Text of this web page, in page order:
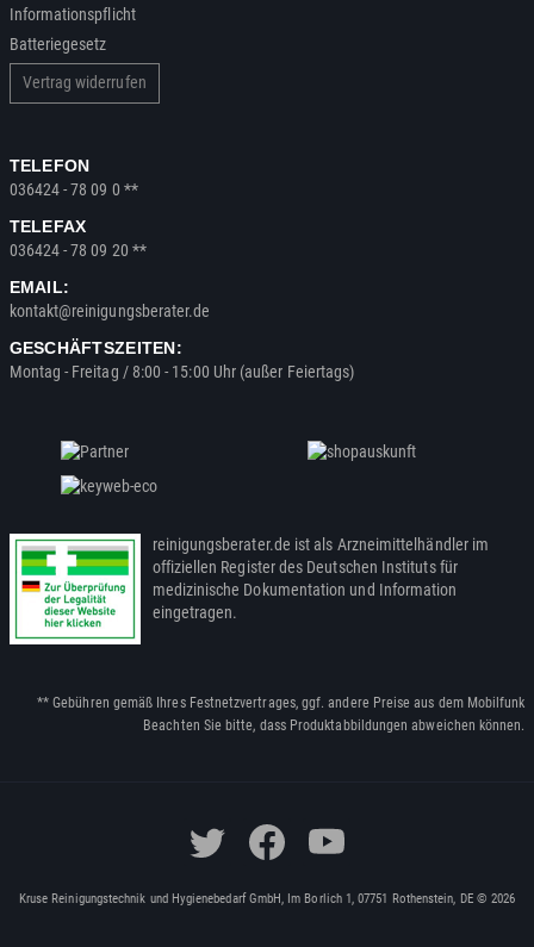
Informationspflicht
Batteriegesetz
Vertrag widerrufen
TELEFON
036424 - 78 09 0 **
TELEFAX
036424 - 78 09 20 **
EMAIL:
kontakt@reinigungsberater.de
GESCHÄFTSZEITEN:
Montag - Freitag / 8:00 - 15:00 Uhr (außer Feiertags)
reinigungsberater.de ist als Arzneimittelhändler im
offiziellen Register des Deutschen Instituts für
medizinische Dokumentation und Information
eingetragen.
** Gebühren gemäß Ihres Festnetzvertrages, ggf. andere Preise aus dem Mobilfunk
Beachten Sie bitte, dass Produktabbildungen abweichen können.
Kruse Reinigungstechnik und Hygienebedarf GmbH, Im Borlich 1, 07751 Rothenstein, DE © 2026